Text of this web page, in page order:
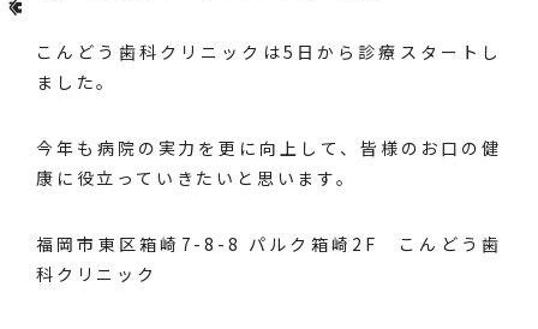
こんどう歯科クリニックは5日から診療スタートし
ました。
今年も病院の実力を更に向上して、皆様のお口の健
康に役立っていきたいと思います。
福岡市東区箱崎7-8-8 パルク箱崎2F こんどう歯
科クリニック